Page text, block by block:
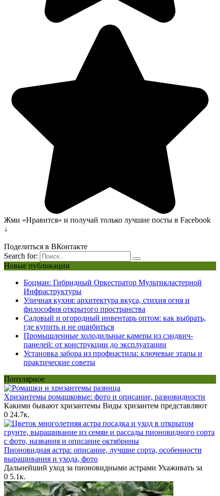
Жми «Нравится» и получай только лучшие посты в Facebook
↓
Поделиться в ВКонтакте
Search for:
Новые публикации
Боцман: Гибридный Оркестратор Мультикластерной
Инфраструктуры
Уличная кухня: архитектура вкуса, стихия огня и
философия открытого пространства
Садовый и огородный инвентарь оптом: как выбрать,
где купить и не ошибиться
Промышленные холодильные камеры из сэндвич-
панелей: от конструкции до эксплуатации
Установка забора из профнастила: ключевые этапы и
практические советы
Популярное
Хризантемы ромашковые: фото и описание, разновидности
Какими бывают хризантемы Виды хризантем представляют
0 24.7к.
Пионовидная астра: описание, лучшие сорта, особенности
выращивания и ухода, фото
Дальнейший уход за пионовидными астрами Ухаживать за
0 5.1к.